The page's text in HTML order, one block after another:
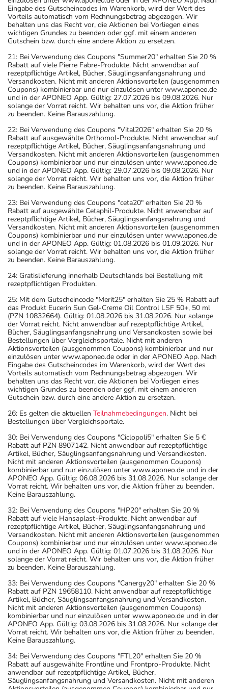
Eingabe des Gutscheincodes im Warenkorb, wird der Wert des
Vorteils automatisch vom Rechnungsbetrag abgezogen. Wir
behalten uns das Recht vor, die Aktionen bei Vorliegen eines
wichtigen Grundes zu beenden oder ggf. mit einem anderen
Gutschein bzw. durch eine andere Aktion zu ersetzen.
21: Bei Verwendung des Coupons "Summer20" erhalten Sie 20 %
Rabatt auf viele Pierre Fabre-Produkte. Nicht anwendbar auf
rezeptpflichtige Artikel, Bücher, Säuglingsanfangsnahrung und
Versandkosten. Nicht mit anderen Aktionsvorteilen (ausgenommen
Coupons) kombinierbar und nur einzulösen unter www.aponeo.de
und in der APONEO App. Gültig: 27.07.2026 bis 09.08.2026. Nur
solange der Vorrat reicht. Wir behalten uns vor, die Aktion früher
zu beenden. Keine Barauszahlung.
22: Bei Verwendung des Coupons "Vital2026" erhalten Sie 20 %
Rabatt auf ausgewählte Orthomol-Produkte. Nicht anwendbar auf
rezeptpflichtige Artikel, Bücher, Säuglingsanfangsnahrung und
Versandkosten. Nicht mit anderen Aktionsvorteilen (ausgenommen
Coupons) kombinierbar und nur einzulösen unter www.aponeo.de
und in der APONEO App. Gültig: 29.07.2026 bis 09.08.2026. Nur
solange der Vorrat reicht. Wir behalten uns vor, die Aktion früher
zu beenden. Keine Barauszahlung.
23: Bei Verwendung des Coupons "ceta20" erhalten Sie 20 %
Rabatt auf ausgewählte Cetaphil-Produkte. Nicht anwendbar auf
rezeptpflichtige Artikel, Bücher, Säuglingsanfangsnahrung und
Versandkosten. Nicht mit anderen Aktionsvorteilen (ausgenommen
Coupons) kombinierbar und nur einzulösen unter www.aponeo.de
und in der APONEO App. Gültig: 01.08.2026 bis 01.09.2026. Nur
solange der Vorrat reicht. Wir behalten uns vor, die Aktion früher
zu beenden. Keine Barauszahlung.
24: Gratislieferung innerhalb Deutschlands bei Bestellung mit
rezeptpflichtigen Produkten.
25: Mit dem Gutscheincode "Merit25" erhalten Sie 25 % Rabatt auf
das Produkt Eucerin Sun Gel-Creme Oil Control LSF 50+, 50 ml
(PZN 10832664). Gültig: 01.08.2026 bis 31.08.2026. Nur solange
der Vorrat reicht. Nicht anwendbar auf rezeptpflichtige Artikel,
Bücher, Säuglingsanfangsnahrung und Versandkosten sowie bei
Bestellungen über Vergleichsportale. Nicht mit anderen
Aktionsvorteilen (ausgenommen Coupons) kombinierbar und nur
einzulösen unter www.aponeo.de oder in der APONEO App. Nach
Eingabe des Gutscheincodes im Warenkorb, wird der Wert des
Vorteils automatisch vom Rechnungsbetrag abgezogen. Wir
behalten uns das Recht vor, die Aktionen bei Vorliegen eines
wichtigen Grundes zu beenden oder ggf. mit einem anderen
Gutschein bzw. durch eine andere Aktion zu ersetzen.
26: Es gelten die aktuellen Teilnahmebedingungen. Nicht bei
Bestellungen über Vergleichsportale.
30: Bei Verwendung des Coupons "Ciclopoli5" erhalten Sie 5 €
Rabatt auf PZN 8907142. Nicht anwendbar auf rezeptpflichtige
Artikel, Bücher, Säuglingsanfangsnahrung und Versandkosten.
Nicht mit anderen Aktionsvorteilen (ausgenommen Coupons)
kombinierbar und nur einzulösen unter www.aponeo.de und in der
APONEO App. Gültig: 06.08.2026 bis 31.08.2026. Nur solange der
Vorrat reicht. Wir behalten uns vor, die Aktion früher zu beenden.
Keine Barauszahlung.
32: Bei Verwendung des Coupons "HP20" erhalten Sie 20 %
Rabatt auf viele Hansaplast-Produkte. Nicht anwendbar auf
rezeptpflichtige Artikel, Bücher, Säuglingsanfangsnahrung und
Versandkosten. Nicht mit anderen Aktionsvorteilen (ausgenommen
Coupons) kombinierbar und nur einzulösen unter www.aponeo.de
und in der APONEO App. Gültig: 01.07.2026 bis 31.08.2026. Nur
solange der Vorrat reicht. Wir behalten uns vor, die Aktion früher
zu beenden. Keine Barauszahlung.
33: Bei Verwendung des Coupons "Canergy20" erhalten Sie 20 %
Rabatt auf PZN 19658110. Nicht anwendbar auf rezeptpflichtige
Artikel, Bücher, Säuglingsanfangsnahrung und Versandkosten.
Nicht mit anderen Aktionsvorteilen (ausgenommen Coupons)
kombinierbar und nur einzulösen unter www.aponeo.de und in der
APONEO App. Gültig: 03.08.2026 bis 31.08.2026. Nur solange der
Vorrat reicht. Wir behalten uns vor, die Aktion früher zu beenden.
Keine Barauszahlung.
34: Bei Verwendung des Coupons "FTL20" erhalten Sie 20 %
Rabatt auf ausgewählte Frontline und Frontpro-Produkte. Nicht
anwendbar auf rezeptpflichtige Artikel, Bücher,
Säuglingsanfangsnahrung und Versandkosten. Nicht mit anderen